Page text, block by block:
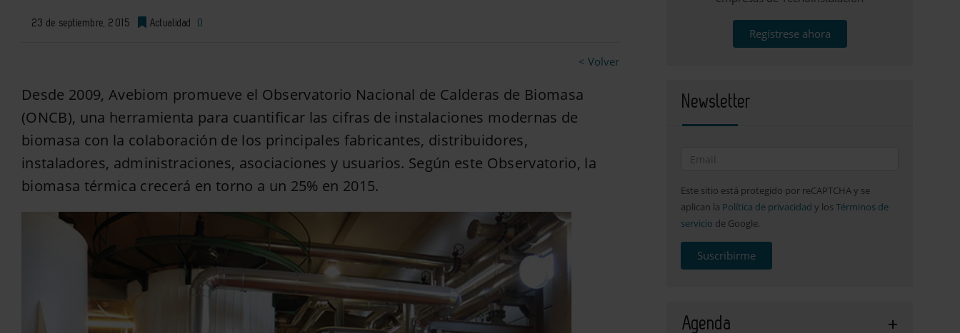
23 de septiembre, 2015 Actualidad 0
< Volver
Desde 2009, Avebiom promueve el Observatorio Nacional de Calderas de Biomasa
(ONCB), una herramienta para cuantificar las cifras de instalaciones modernas de
biomasa con la colaboración de los principales fabricantes, distribuidores,
instaladores, administraciones, asociaciones y usuarios. Según este Observatorio, la
biomasa térmica crecerá en torno a un 25% en 2015.
Regístrese ahora
Newsletter
Este sitio está protegido por reCAPTCHA y se
aplican la Política de privacidad y losTérminos de
servicio de Google.
Suscribirme
Agenda